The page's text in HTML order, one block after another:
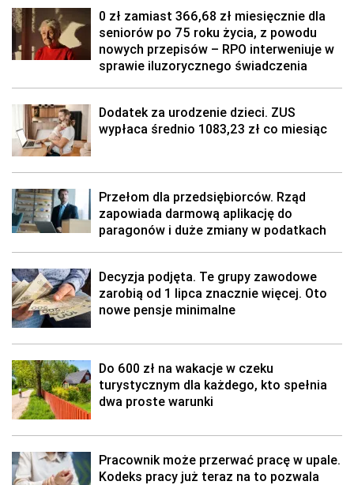
0 zł zamiast 366,68 zł miesięcznie dla
seniorów po 75 roku życia, z powodu
nowych przepisów – RPO interweniuje w
sprawie iluzorycznego świadczenia
Dodatek za urodzenie dzieci. ZUS
wypłaca średnio 1083,23 zł co miesiąc
Przełom dla przedsiębiorców. Rząd
zapowiada darmową aplikację do
paragonów i duże zmiany w podatkach
Decyzja podjęta. Te grupy zawodowe
zarobią od 1 lipca znacznie więcej. Oto
nowe pensje minimalne
Do 600 zł na wakacje w czeku
turystycznym dla każdego, kto spełnia
dwa proste warunki
Pracownik może przerwać pracę w upale.
Kodeks pracy już teraz na to pozwala